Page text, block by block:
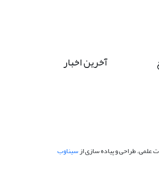
آخرین اخبار
علمی.طراحی و پیاده سازی ازسیناوب